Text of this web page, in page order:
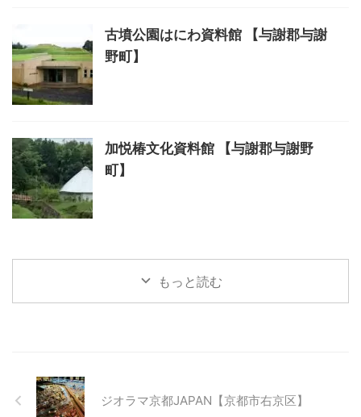
古墳公園はにわ資料館 【与謝郡与謝
野町】
加悦椿文化資料館 【与謝郡与謝野
町】
もっと読む
ジオラマ京都JAPAN【京都市右京区】